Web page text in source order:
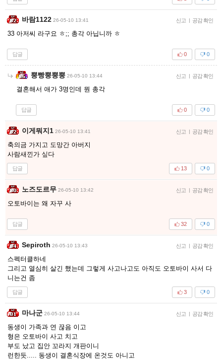
바람1122 26-05-10 13:41 신고 | 공감 확인
33 아저씨 라구요 ㅎ;; 총각 아닙니까 ㅎ
답글 0
0
뿡빵뿡뿡뿡 26-05-10 13:44 신고 | 공감 확인
결혼해서 애가 3명인데 뭔 총각
답글 0
0
이게뭐지1 26-05-10 13:41 신고 | 공감 확인
축의금 가지고 도망간 아버지
사람새낀가 싶다
답글 0
13
노즈도르무 26-05-10 13:42 신고 | 공감 확인
오토바이는 왜 자꾸 사
답글 0
32
Sepiroth 26-05-10 13:43 신고 | 공감 확인
스펙터클하네
그리고 열심히 살긴 했는데 그렇게 사고나고도 아직도 오토바이 사서 다
니는건 좀
답글 0
3
마나군 26-05-10 13:44 신고 | 공감 확인
동생이 가족과 연 끊음 이고
형은 오토바이 사고 치고
부도 났고 집안 꼬라지 개판이니
런한듯..... 동생이 결혼식장에 온것도 아니고